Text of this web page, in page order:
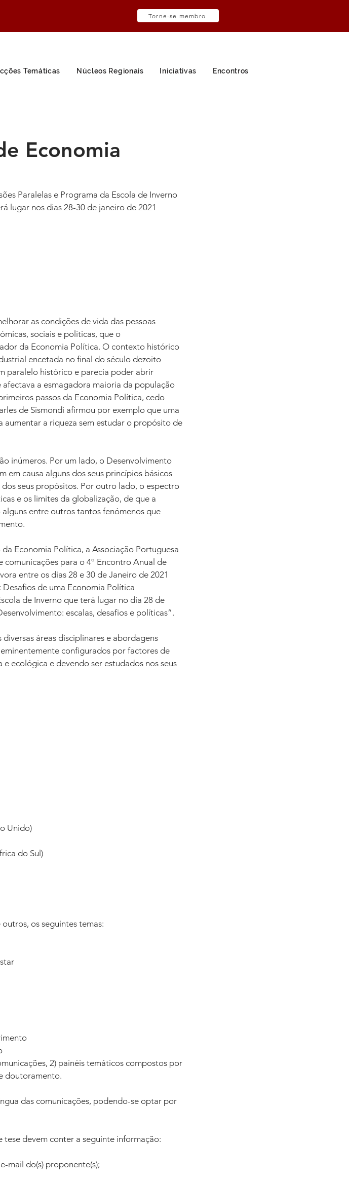
Torne-se membro
Temáticas Núcleos Regionais Iniciativas Encontros
Economia
Paralelas e Programa da Escola de Inverno
lugar nos dias 28-30 de janeiro de 2021
as condições de vida das pessoas
sociais e políticas, que o
da Economia Política. O contexto histórico
encetada no final do século dezoito
paralelo histórico e parecia poder abrir
a esmagadora maioria da população
passos da Economia Política, cedo
de Sismondi afirmou por exemplo que uma
aumentar a riqueza sem estudar o propósito de
inúmeros. Por um lado, o Desenvolvimento
em causa alguns dos seus princípios básicos
seus propósitos. Por outro lado, o espectro
e os limites da globalização, de que a
entre outros tantos fenómenos que
Economia Política, a Associação Portuguesa
comunicações para o 4º Encontro Anual de
entre os dias 28 e 30 de Janeiro de 2021
de uma Economia Política
de Inverno que terá lugar no dia 28 de
escalas, desafios e políticas”.
áreas disciplinares e abordagens
configurados por factores de
ecológica e devendo ser estudados nos seus
Unido)
do Sul)
os seguintes temas:
2) painéis temáticos compostos por
doutoramento.
das comunicações, podendo-se optar por
devem conter a seguinte informação:
mail do(s) proponente(s);